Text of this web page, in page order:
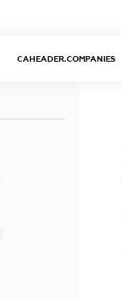
CAHEADER.COMPANIES